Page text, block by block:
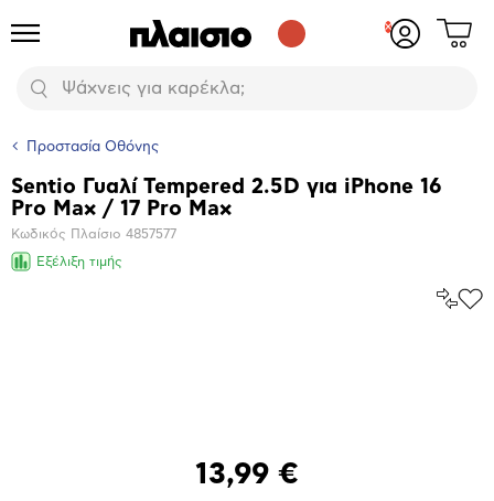
Προϊόντα
Αναζήτηση
Δες
Προστασία Οθόνης
Βασικά
χαρακτηριστικά
Sentio Γυαλί Tempered 2.5D για iPhone 16
Pro Max / 17 Pro Max
Κωδικός Πλαίσιο 4857577
Εξέλιξη τιμής
13,99 €